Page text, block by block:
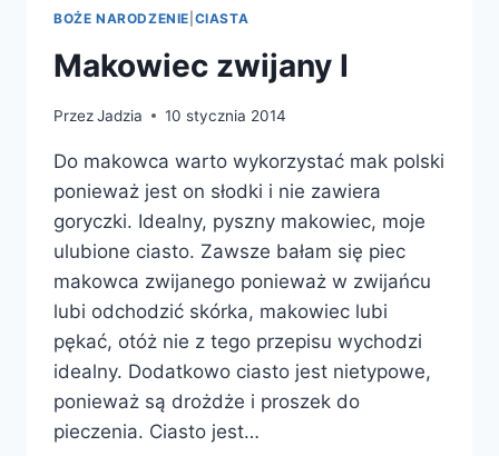
BOŻE NARODZENIE CIASTA
Makowiec zwijany I
PrzezJadzia 10 stycznia 2014
Do makowca warto wykorzystać mak polski
ponieważ jest on słodki i nie zawiera
goryczki. Idealny, pyszny makowiec, moje
ulubione ciasto. Zawsze bałam się piec
makowca zwijanego ponieważ w zwijańcu
lubi odchodzić skórka, makowiec lubi
pękać, otóż nie z tego przepisu wychodzi
idealny. Dodatkowo ciasto jest nietypowe,
ponieważ są drożdże i proszek do
pieczenia. Ciasto jest…